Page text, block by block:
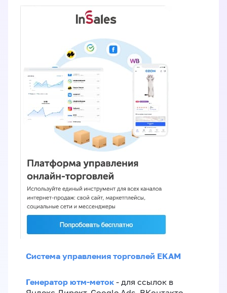
Система управления торговлей EKAM
Генератор ютм-меток - для ссылок в